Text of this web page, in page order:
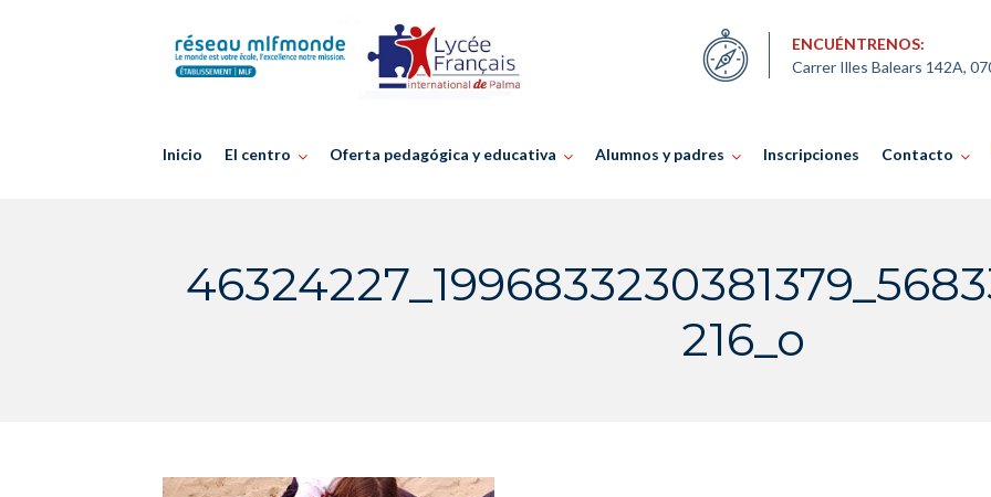
ENCUÉNTRENOS:
Carrer Illes Balears 142A,
Inicio El centro Oferta pedagógica y educativa Alumnos y padres Inscripciones Contacto
216_o